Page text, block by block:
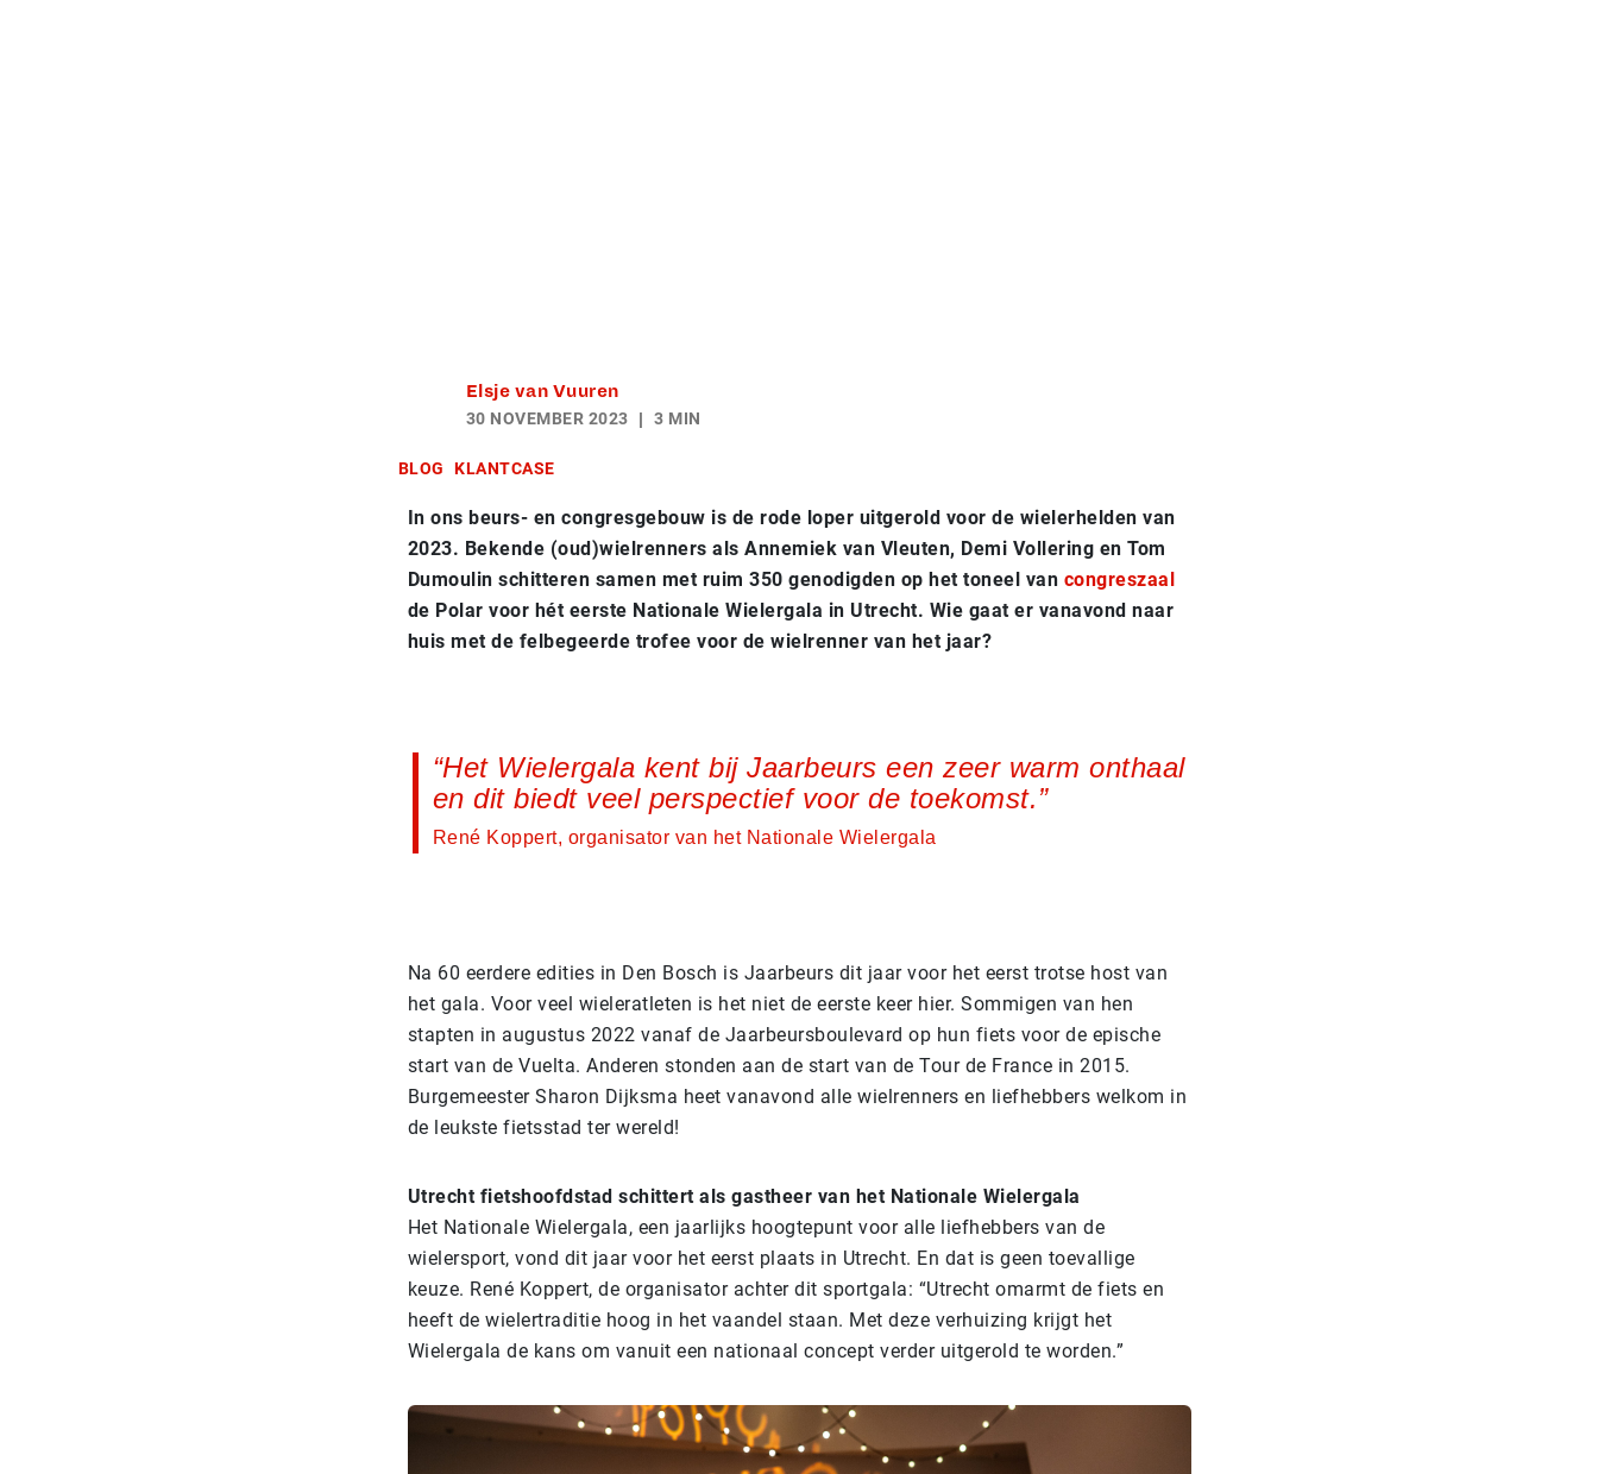
Elsje van Vuuren
30 NOVEMBER 2023
3 MIN
BLOG KLANTCASE
In ons beurs- en congresgebouw is de rode loper uitgerold voor de wielerhelden van
2023. Bekende (oud)wielrenners als Annemiek van Vleuten, Demi Vollering en Tom
Dumoulin schitteren samen met ruim 350 genodigden op het toneel van congreszaal
de Polar voor hét eerste Nationale Wielergala in Utrecht. Wie gaat er vanavond naar
huis met de felbegeerde trofee voor de wielrenner van het jaar?
Het Wielergala kent bij Jaarbeurs een zeer warm onthaal
en dit biedt veel perspectief voor de toekomst.
René Koppert, organisator van het Nationale Wielergala
Na 60 eerdere edities in Den Bosch is Jaarbeurs dit jaar voor het eerst trotse host van
het gala. Voor veel wieleratleten is het niet de eerste keer hier. Sommigen van hen
stapten in augustus 2022 vanaf de Jaarbeursboulevard op hun fiets voor de epische
start van de Vuelta. Anderen stonden aan de start van de Tour de France in 2015.
Burgemeester Sharon Dijksma heet vanavond alle wielrenners en liefhebbers welkom in
de leukste fietsstad ter wereld!
Utrecht fietshoofdstad schittert als gastheer van het Nationale Wielergala
Het Nationale Wielergala, een jaarlijks hoogtepunt voor alle liefhebbers van de
wielersport, vond dit jaar voor het eerst plaats in Utrecht. En dat is geen toevallige
keuze. René Koppert, de organisator achter dit sportgala: “Utrecht omarmt de fiets en
heeft de wielertraditie hoog in het vaandel staan. Met deze verhuizing krijgt het
Wielergala de kans om vanuit een nationaal concept verder uitgerold te worden.”